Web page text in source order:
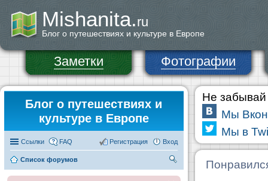
Mishanita.ru
Блог о путешествиях и культуре в Европе
Заметки Фотографии
Блог о путешествиях и
культуре в Европе
Ссылки FAQ Вход
Регистрация
Список форумов
Не забывай
Мы
Мы в